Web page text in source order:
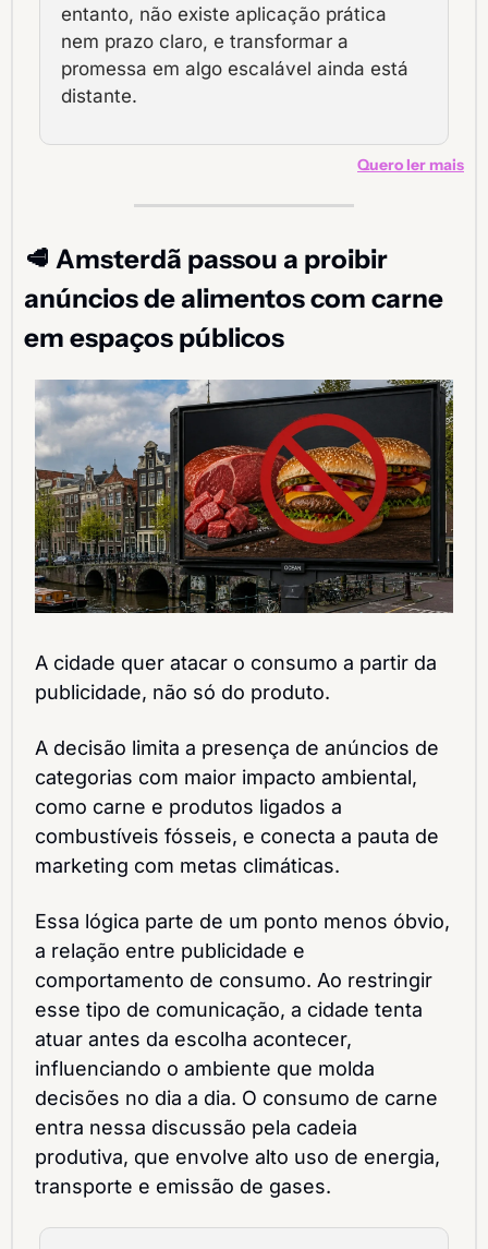
entanto, não existe aplicação prática
nem prazo claro, e transformar a
promessa em algo escalável ainda está
distante.
Quero ler mais
🥩 Amsterdã passou a proibir
anúncios de alimentos com carne
em espaços públicos
A cidade quer atacar o consumo a partir da
publicidade, não só do produto.
A decisão limita a presença de anúncios de
categorias com maior impacto ambiental,
como carne e produtos ligados a
combustíveis fósseis, e conecta a pauta de
marketing com metas climáticas.
Essa lógica parte de um ponto menos óbvio,
a relação entre publicidade e
comportamento de consumo. Ao restringir
esse tipo de comunicação, a cidade tenta
atuar antes da escolha acontecer,
influenciando o ambiente que molda
decisões no dia a dia. O consumo de carne
entra nessa discussão pela cadeia
produtiva, que envolve alto uso de energia,
transporte e emissão de gases.